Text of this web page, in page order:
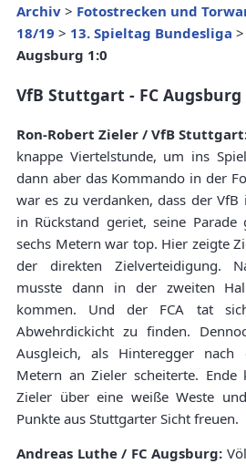
Archiv > Fotostrecken und
18/19 > 13. Spieltag Bundesliga >
Augsburg 1:0
VfB Stuttgart - FC Augsburg
Ron-Robert Zieler / VfB
knappe Viertelstunde, um ins
dann aber das Kommando in der
war es zu verdanken, dass der
in Rückstand geriet, seine Parade
sechs Metern war top. Hier zeigte
der direkten Zielverteidigung.
musste dann in der zweiten
kommen. Und der FCA tat
Abwehrdickicht zu finden.
Ausgleich, als Hinteregger nach
Metern an Zieler scheiterte.
Zieler über eine weiße Weste
Punkte aus Stuttgarter Sicht freuen.
Andreas Luthe / FC Augsburg: